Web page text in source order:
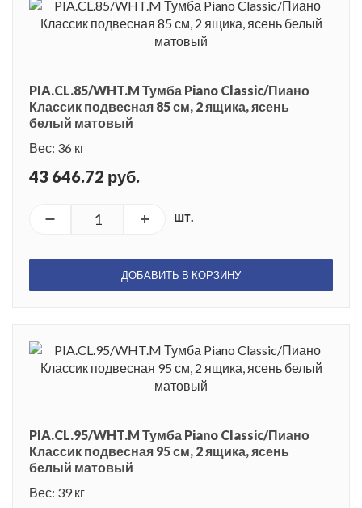
PIA.CL.85/WHT.M Тумба Piano Classic/Пиано
Классик подвесная 85 см, 2 ящика, ясень
белый матовый
Вес: 36 кг
43 646.72 руб.
шт.
ДОБАВИТЬ В КОРЗИНУ
PIA.CL.95/WHT.M Тумба Piano Classic/Пиано
Классик подвесная 95 см, 2 ящика, ясень
белый матовый
Вес: 39 кг